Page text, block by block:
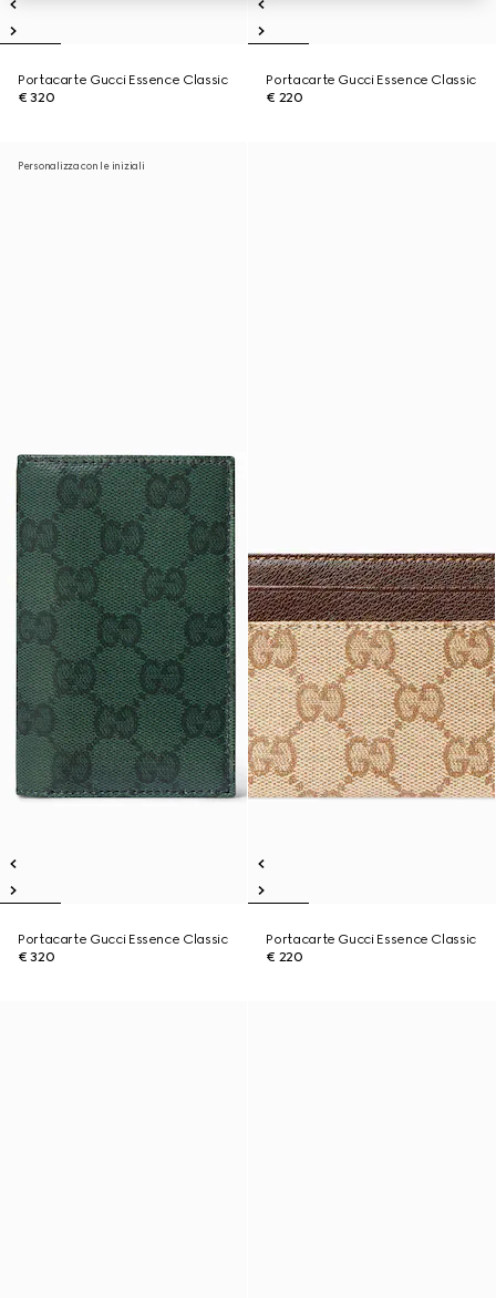
Portacarte Gucci Essence Classic
€ 320
Portacarte Gucci Essence Classic
€ 220
Personalizza con le iniziali
Portacarte Gucci Essence Classic
€ 320
Portacarte Gucci Essence Classic
€ 220